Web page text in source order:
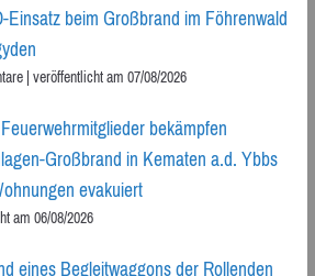
Einsatz beim Großbrand im Föhrenwald
|veröffentlicht am 07/08/2026
bekämpfen
Großbrand in Kematen a.d. Ybbs
evakuiert
am 06/08/2026